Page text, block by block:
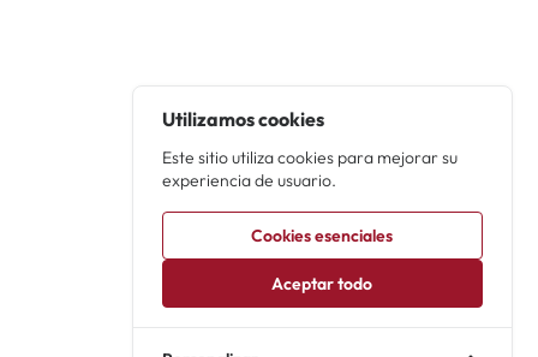
Utilizamos cookies
Este sitio utiliza cookies para mejorar su
experiencia de usuario.
Cookies esenciales
Aceptar todo